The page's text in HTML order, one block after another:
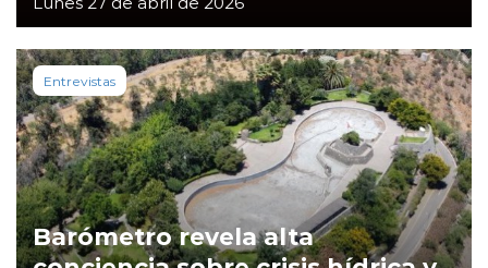
Entrevistas
Barómetro revela alta